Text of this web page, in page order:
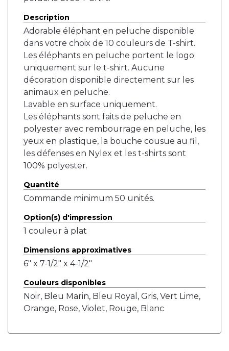
Description
Adorable éléphant en peluche disponible
dans votre choix de 10 couleurs de T-shirt.
Les éléphants en peluche portent le logo
uniquement sur le t-shirt. Aucune
décoration disponible directement sur les
animaux en peluche.
Lavable en surface uniquement.
Les éléphants sont faits de peluche en
polyester avec rembourrage en peluche, les
yeux en plastique, la bouche cousue au fil,
les défenses en Nylex et les t-shirts sont
100% polyester.
Quantité
Commande minimum 50 unités.
Option(s) d'impression
1 couleur à plat
Dimensions approximatives
6" x 7-1/2" x 4-1/2"
Couleurs disponibles
Noir, Bleu Marin, Bleu Royal, Gris, Vert Lime,
Orange, Rose, Violet, Rouge, Blanc